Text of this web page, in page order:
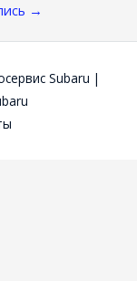
→
Subaru |